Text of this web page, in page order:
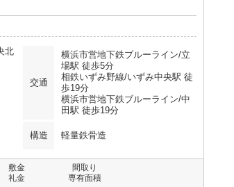
北
交通
横浜市営地下鉄ブルーライン/立
場駅 徒歩5分
相鉄いずみ野線/いずみ中央駅 徒
歩19分
横浜市営地下鉄ブルーライン/中
田駅 徒歩19分
構造 軽量鉄骨造
敷金
礼金
間取り
専有面積